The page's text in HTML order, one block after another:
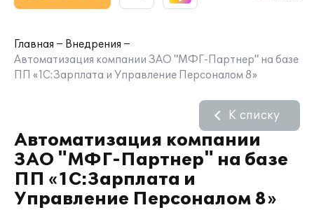
Главная
Внедрения
Автоматизация компании ЗАО "МФГ-Партнер" на базе
ПП «1С:Зарплата и Управление Персоналом 8»
Автоматизация компании
ЗАО "МФГ-Партнер" на базе
ПП «1С:Зарплата и
Управление Персоналом 8»
К списку